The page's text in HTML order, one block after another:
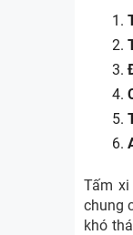
Tấm
chung
khó